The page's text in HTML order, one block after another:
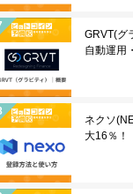
GRVT(グ
自動運用
ネクソ
大16％！